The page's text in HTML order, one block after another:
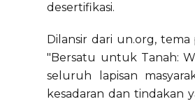
desertifikasi.
Dilansir dari un.org,
"Bersatu untuk Tanah:
seluruh lapisan
kesadaran dan tindakan